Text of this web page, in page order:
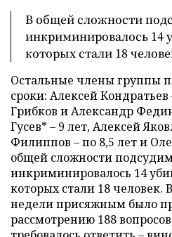
В общей сложности
инкриминировалось 14
которых стали 18
Остальные члены группы
сроки: Алексей
Грибков и Александр
Гусев* – 9 лет, Алексей
Филиппов – по 8,5 лет и
общей сложности
инкриминировалось 14
которых стали 18
недели присяжным было
рассмотрению 188